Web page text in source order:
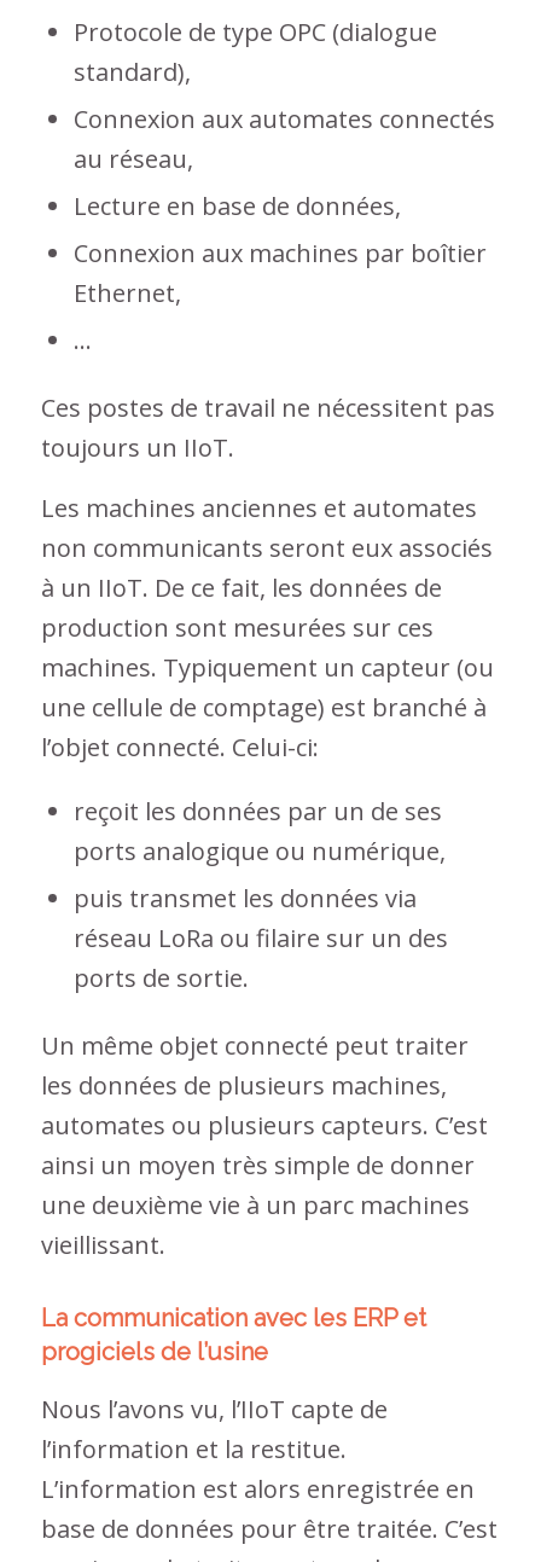
Protocole de type OPC (dialogue
standard),
Connexion aux automates connectés
au réseau,
Lecture en base de données,
Connexion aux machines par boîtier
Ethernet,
…
Ces postes de travail ne nécessitent pas
toujours un IIoT.
Les machines anciennes et automates
non communicants seront eux associés
à un IIoT. De ce fait, les données de
production sont mesurées sur ces
machines. Typiquement un capteur (ou
une cellule de comptage) est branché à
l’objet connecté. Celui-ci:
reçoit les données par un de ses
ports analogique ou numérique,
puis transmet les données via
réseau LoRa ou filaire sur un des
ports de sortie.
Un même objet connecté peut traiter
les données de plusieurs machines,
automates ou plusieurs capteurs. C’est
ainsi un moyen très simple de donner
une deuxième vie à un parc machines
vieillissant.
La communication avec les ERP et
progiciels de l’usine
Nous l’avons vu, l’IIoT capte de
l’information et la restitue.
L’information est alors enregistrée en
base de données pour être traitée. C’est